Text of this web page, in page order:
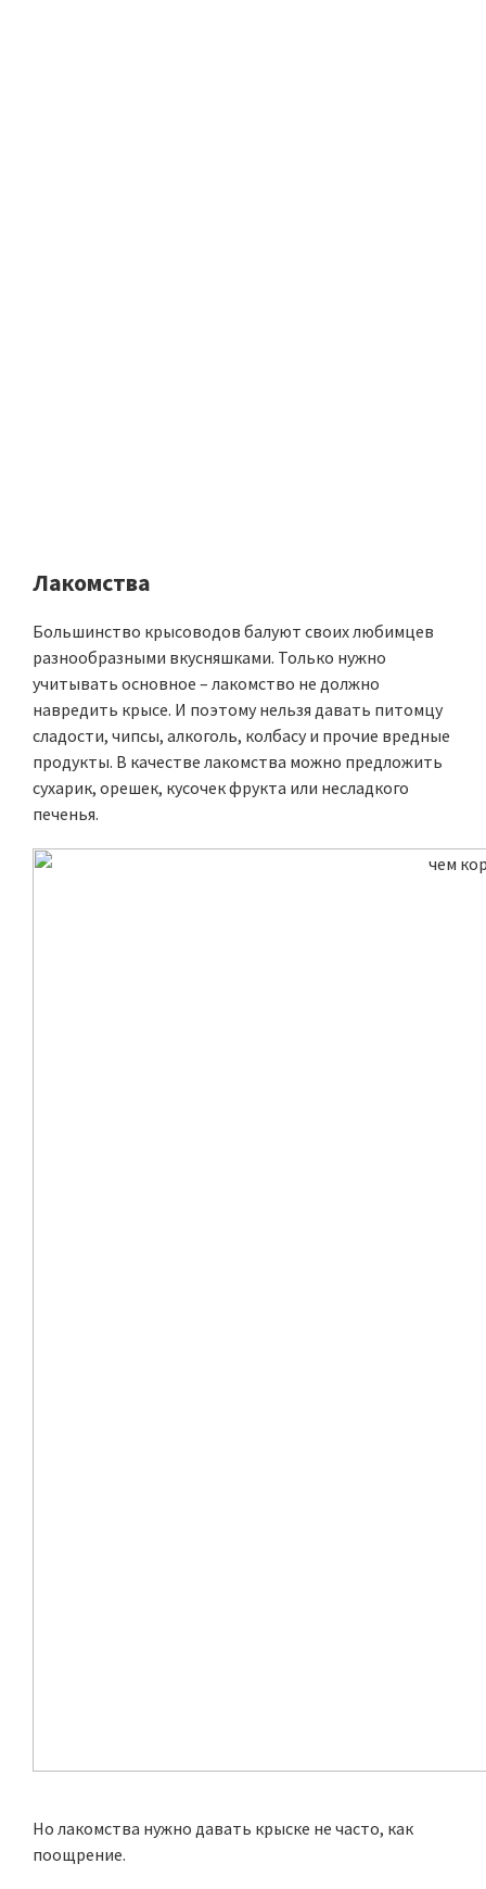
Лакомства
Большинство крысоводов балуют своих любимцев
разнообразными вкусняшками. Только нужно
учитывать основное – лакомство не должно
навредить крысе. И поэтому нельзя давать питомцу
сладости, чипсы, алкоголь, колбасу и прочие вредные
продукты. В качестве лакомства можно предложить
сухарик, орешек, кусочек фрукта или несладкого
печенья.
Но лакомства нужно давать крыске не часто, как
поощрение.